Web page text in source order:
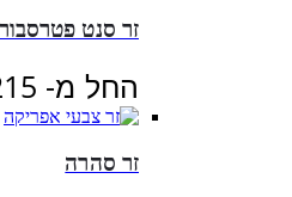
זר סנט
החל מ-
זר סהרה